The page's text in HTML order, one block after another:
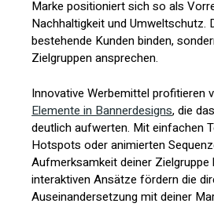
Marke positioniert sich so als
Nachhaltigkeit und Umweltschutz.
bestehende Kunden binden,
Zielgruppen ansprechen.
Innovative Werbemittel profitieren
Elemente in Bannerdesigns, die
deutlich aufwerten. Mit einfachen
Hotspots oder animierten
Aufmerksamkeit deiner Zielgruppe
interaktiven Ansätze fördern die
Auseinandersetzung mit deiner